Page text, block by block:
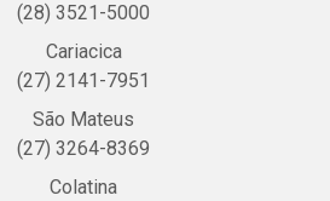
(28) 3521-5000
Cariacica
(27) 2141-7951
São Mateus
(27) 3264-8369
Colatina